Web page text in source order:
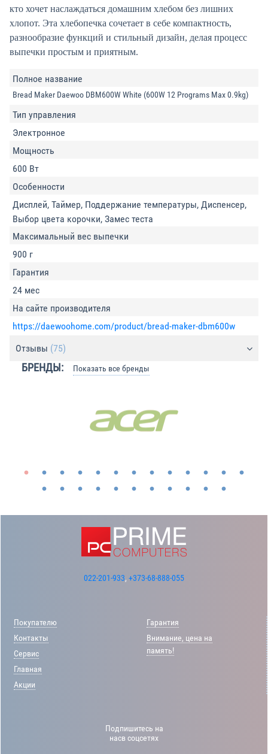
кто хочет наслаждаться домашним хлебом без лишних
хлопот. Эта хлебопечка сочетает в себе компактность,
разнообразие функций и стильный дизайн, делая процесс
выпечки простым и приятным.
Полное название
Bread Maker Daewoo DBM600W White (600W 12 Programs Max 0.9kg)
Тип управления
Электронное
Мощность
600 Вт
Особенности
Дисплей, Таймер, Поддержание температуры, Диспенсер,
Выбор цвета корочки, Замес теста
Максимальный вес выпечки
900 г
Гарантия
24 мес
На сайте производителя
https://daewoohome.com/product/bread-maker-dbm600w
Отзывы (75)
БРЕНДЫ: Показать все бренды
022-201-933, +373-68-888-055
Покупателю
Контакты
Сервис
Главная
Акции
Гарантия
Внимание, цена на
память!
Подпишитесь на
насв соцсетях